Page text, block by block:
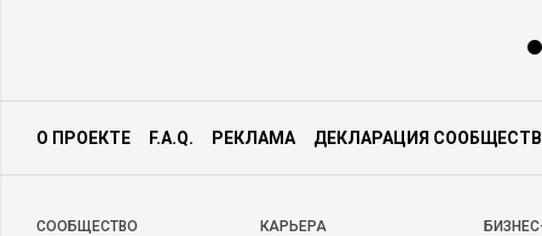
О ПРОЕКТЕ F.A.Q. РЕКЛАМА ДЕКЛАРАЦИЯ
CООБЩЕСТВО КАРЬЕРА